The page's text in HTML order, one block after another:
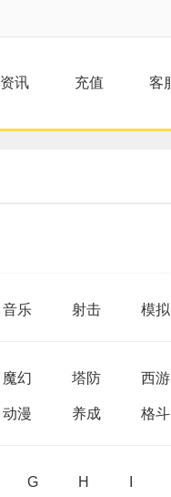
资讯 充值 客
音乐 射击 模拟
魔幻 塔防 西游
动漫 养成 格斗
G H